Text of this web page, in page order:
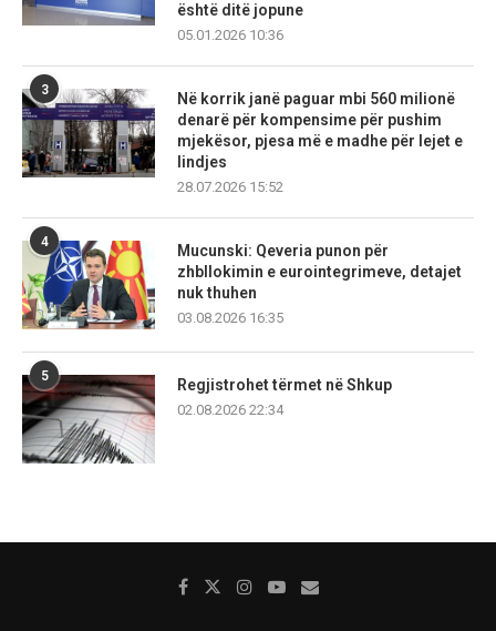
është ditë jopune
05.01.2026 10:36
3
Në korrik janë paguar mbi 560 milionë
denarë për kompensime për pushim
mjekësor, pjesa më e madhe për lejet e
lindjes
28.07.2026 15:52
4
Mucunski: Qeveria punon për
zhbllokimin e eurointegrimeve, detajet
nuk thuhen
03.08.2026 16:35
5
Regjistrohet tërmet në Shkup
02.08.2026 22:34